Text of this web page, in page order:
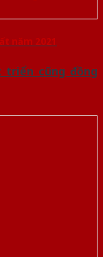
năm 2021
triển cũng đồng